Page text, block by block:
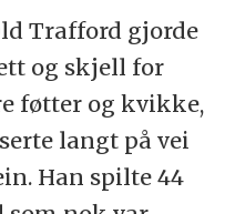
Trafford gjorde
og skjell for
føtter og kvikke,
langt på vei
Han spilte 44